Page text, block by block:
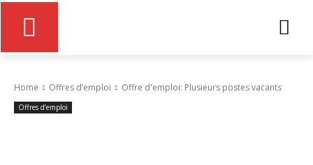
Home Offres d’emploi Offre d'emploi: Plusieurs postes vacants
Offres d’emploi